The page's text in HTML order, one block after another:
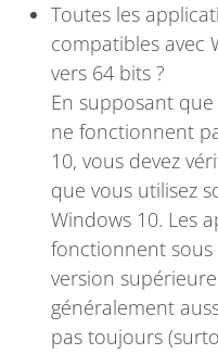
Toutes les
compatibles avec
vers 64 bits ?
En supposant
ne fonctionnent
10, vous devez
que vous utilisez
Windows 10. Les
fonctionnent
version
généralement
pas toujours